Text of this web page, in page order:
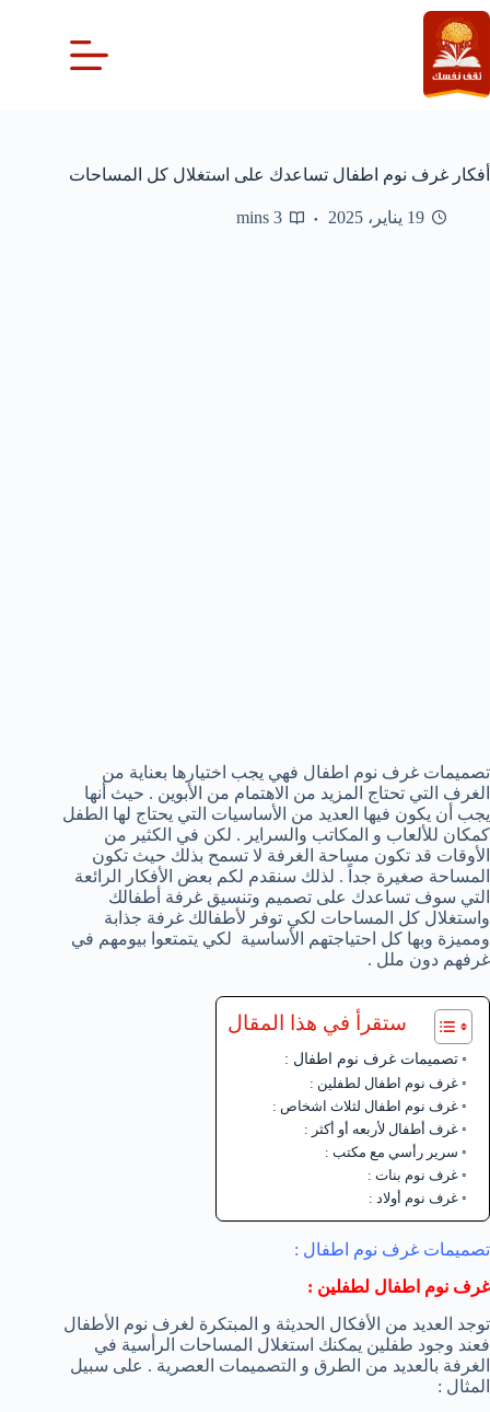
التجاوز
إلى
المحتوى
أفكار غرف نوم اطفال تساعدك على استغلال كل المساحات
19 يناير، 2025 3 mins
تصميمات غرف نوم اطفال فهي يجب اختيارها بعناية من
الغرف التي تحتاج المزيد من الاهتمام من الأبوين . حيث أنها
يجب أن يكون فيها العديد من الأساسيات التي يحتاج لها الطفل
كمكان للألعاب و المكاتب والسراير . لكن في الكثير من
الأوقات قد تكون مساحة الغرفة لا تسمح بذلك حيث تكون
المساحة صغيرة جداً . لذلك سنقدم لكم بعض الأفكار الرائعة
التي سوف تساعدك على تصميم وتنسيق غرفة أطفالك
واستغلال كل المساحات لكي توفر لأطفالك غرفة جذابة
ومميزة وبها كل احتياجتهم الأساسية لكي يتمتعوا بيومهم في
غرفهم دون ملل .
ستقرأ في هذا المقال
تصميمات غرف نوم اطفال :
غرف نوم اطفال لطفلين :
غرف نوم اطفال لثلاث اشخاص :
غرف أطفال لأربعه أو أكثر :
سرير رأسي مع مكتب :
غرف نوم بنات :
غرف نوم أولاد :
تصميمات غرف نوم اطفال :
غرف نوم اطفال لطفلين :
توجد العديد من الأفكال الحديثة و المبتكرة لغرف نوم الأطفال
فعند وجود طفلين يمكنك استغلال المساحات الرأسية في
الغرفة بالعديد من الطرق و التصميمات العصرية . على سبيل
المثال :